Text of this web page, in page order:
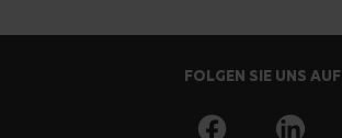
FOLGEN SIE UNS AUF